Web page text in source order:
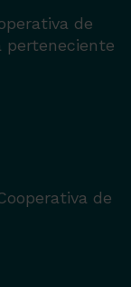
de
perteneciente
de